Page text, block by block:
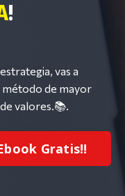
!
vas a
de mayor
valores.📚.
Gratis!!